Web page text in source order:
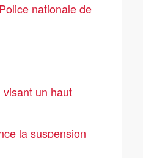
nationale de
un haut
la suspension
contre l'Iran